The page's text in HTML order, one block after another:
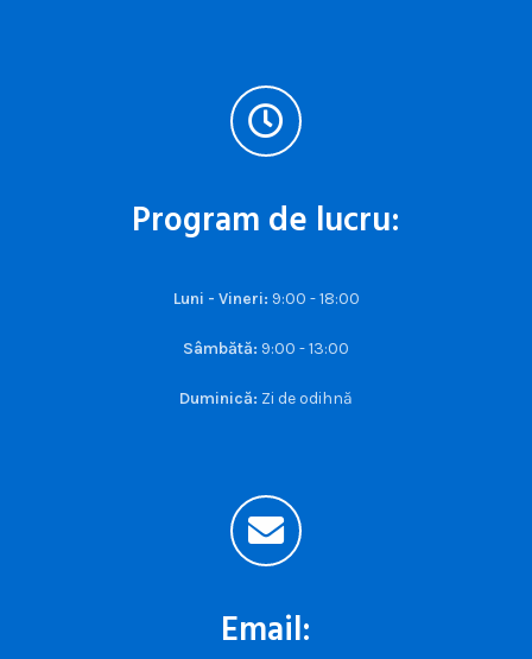
Program de lucru:
Luni - Vineri: 9:00 - 18:00
Sâmbătă: 9:00 - 13:00
Duminică: Zi de odihnă
Email: